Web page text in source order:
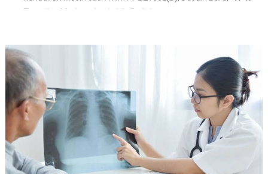
Tampilan Modern dan Lebih Stylish
Gaming Mulus, Sosmed Lancar, Hadir Samrtphone 4 Pilihan
Warna
Melalui Meta, Diluncurkan Pelatihan Keterampilan AI untuk
UMKM di Indonesia
Benarkah Atap Asbes Menyebabkan Kanker Paru ? Yayasan
Kanker Indonesia Menjelaskan Bukti Ilmiahnya